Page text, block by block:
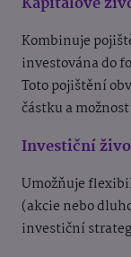
Kombinuje
investována do
Toto pojištění
částku a
Investiční
Umožňuje
(akcie nebo
investiční